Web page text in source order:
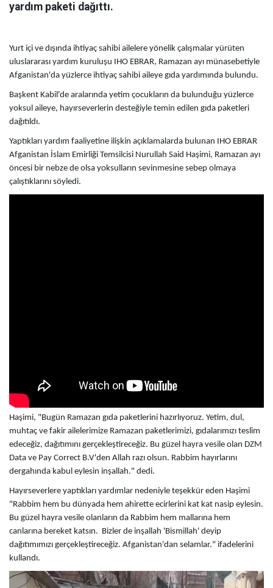
yardım paketi dağıttı.
Yurt içi ve dışında ihtiyaç sahibi ailelere yönelik çalışmalar yürüten
uluslararası yardım kuruluşu IHO EBRAR, Ramazan ayı münasebetiyle
Afganistan'da yüzlerce ihtiyaç sahibi aileye gıda yardımında bulundu.
Başkent Kabil'de aralarında yetim çocukların da bulunduğu yüzlerce
yoksul aileye, hayırseverlerin desteğiyle temin edilen gıda paketleri
dağıtıldı.
Yaptıkları yardım faaliyetine ilişkin açıklamalarda bulunan IHO EBRAR
Afganistan İslam Emirliği Temsilcisi Nurullah Said Haşimi, Ramazan ayı
öncesi bir nebze de olsa yoksulların sevinmesine sebep olmaya
çalıştıklarını söyledi.
Haşimi, "Bugün Ramazan gıda paketlerini hazırlıyoruz. Yetim, dul,
muhtaç ve fakir ailelerimize Ramazan paketlerimizi, gıdalarımızı teslim
edeceğiz, dağıtımını gerçekleştireceğiz. Bu güzel hayra vesile olan DZM
Data ve Pay Correct B.V'den Allah razı olsun. Rabbim hayırlarını
dergahında kabul eylesin inşallah." dedi.
Hayırseverlere yaptıkları yardımlar nedeniyle teşekkür eden Haşimi
"Rabbim hem bu dünyada hem ahirette ecirlerini kat kat nasip eylesin.
Bu güzel hayra vesile olanların da Rabbim hem mallarına hem
canlarına bereket katsın. Bizler de inşallah 'Bismillah' deyip
dağıtımımızı gerçekleştireceğiz. Afganistan'dan selamlar." ifadelerini
kullandı.